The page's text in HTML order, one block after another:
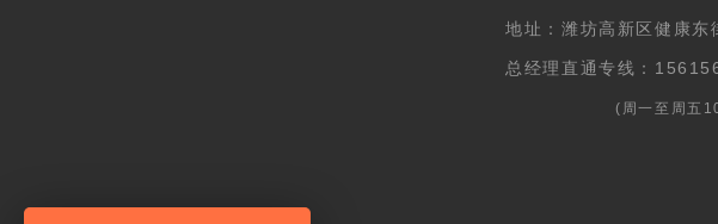
地址：潍坊高新区健康东
总经理直通专线：
(周一至周五